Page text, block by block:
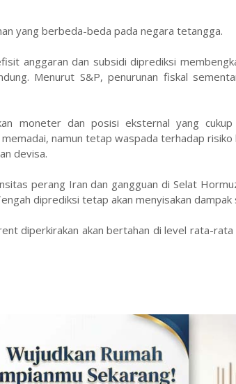
yang berbeda-beda pada negara tetangga.
anggaran dan subsidi diprediksi
Menurut S&P, penurunan fiskal
moneter dan posisi eksternal yang cukup
namun tetap waspada terhadap
devisa.
perang Iran dan gangguan di Selat
diprediksi tetap akan menyisakan
diperkirakan akan bertahan di level rata-